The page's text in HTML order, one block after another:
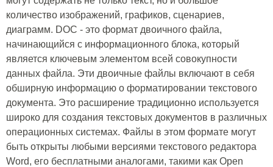
количество изображений, графиков, сценариев,
диаграмм. DOC - это формат двоичного файла,
начинающийся с информационного блока, который
является ключевым элементом всей совокупности
данных файла. Эти двоичные файлы включают в себя
обширную информацию о форматировании текстового
документа. Это расширение традиционно используется
широко для создания текстовых документов в различных
операционных системах. Файлы в этом формате могут
быть открыты любыми версиями текстового редактора
Word, его бесплатными аналогами, такими как Open